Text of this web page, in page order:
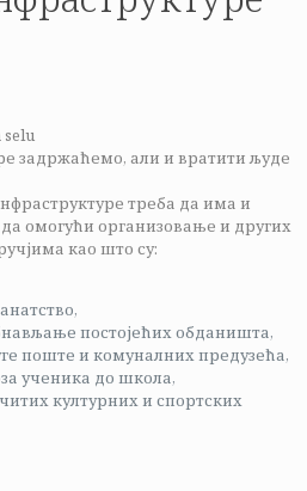
задржаћемо, али и вратити људе
треба да има и
омогући организовање и других
као што су:
постојећих обданишта,
поште и комуналних предузећа,
ученика до школа,
културних и спортских